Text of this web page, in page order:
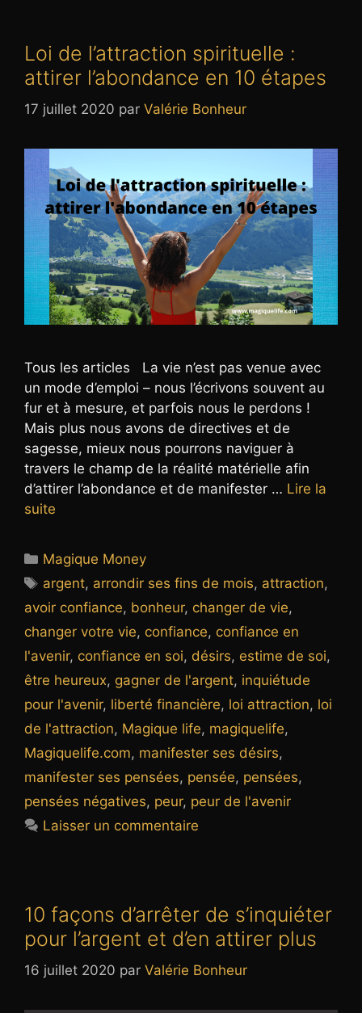
Loi de l’attraction spirituelle :
attirer l’abondance en 10 étapes
17 juillet 2020 par Valérie Bonheur
Tous les articles La vie n’est pas venue avec
un mode d’emploi – nous l’écrivons souvent au
fur et à mesure, et parfois nous le perdons !
Mais plus nous avons de directives et de
sagesse, mieux nous pourrons naviguer à
travers le champ de la réalité matérielle afin
d’attirer l’abondance et de manifester … Lire la
suite
Catégories
Magique Money
Étiquettes
argent, arrondir ses fins de mois, attraction,
avoir confiance, bonheur, changer de vie,
changer votre vie, confiance, confiance en
l'avenir, confiance en soi, désirs, estime de soi,
être heureux, gagner de l'argent, inquiétude
pour l'avenir, liberté financière, loi attraction, loi
de l'attraction, Magique life, magiquelife,
Magiquelife.com, manifester ses désirs,
manifester ses pensées, pensée, pensées,
pensées négatives, peur, peur de l'avenir
Laisser un commentaire
10 façons d’arrêter de s’inquiéter
pour l’argent et d’en attirer plus
16 juillet 2020 par Valérie Bonheur